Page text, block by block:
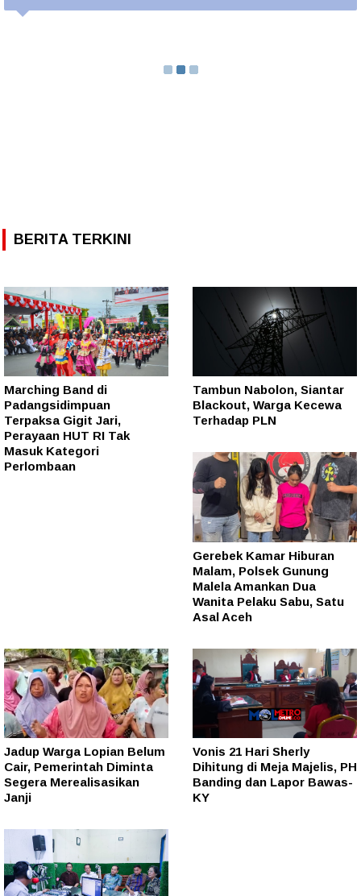
BERITA TERKINI
Marching Band di
Padangsidimpuan
Terpaksa Gigit Jari,
Perayaan HUT RI Tak
Masuk Kategori
Perlombaan
Tambun Nabolon, Siantar
Blackout, Warga Kecewa
Terhadap PLN
Gerebek Kamar Hiburan
Malam, Polsek Gunung
Malela Amankan Dua
Wanita Pelaku Sabu, Satu
Asal Aceh
Jadup Warga Lopian Belum
Cair, Pemerintah Diminta
Segera Merealisasikan
Janji
Vonis 21 Hari Sherly
Dihitung di Meja Majelis, PH
Banding dan Lapor Bawas-
KY